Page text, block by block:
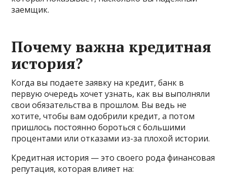
заемщик.
Почему важна кредитная
история?
Когда вы подаете заявку на кредит, банк в
первую очередь хочет узнать, как вы выполняли
свои обязательства в прошлом. Вы ведь не
хотите, чтобы вам одобрили кредит, а потом
пришлось постоянно бороться с большими
процентами или отказами из-за плохой истории.
Кредитная история — это своего рода финансовая
репутация, которая влияет на: